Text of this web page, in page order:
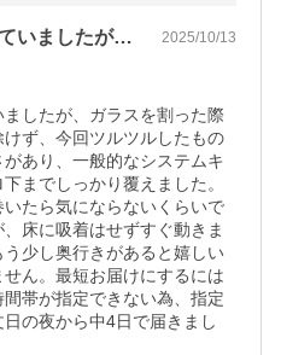
カーペットタイプを使っていましたが、ガ… 2025/10/13
したが、ガラスを割った際
ず、今回ツルツルしたもの
あり、一般的なシステムキ
までしっかり覆えました。
たら気にならないくらいで
床に吸着はせずすぐ動きま
少し奥行きがあると嬉しい
ん。最短お届けにするには
帯が指定できない為、指定
の夜から中4日で届きまし